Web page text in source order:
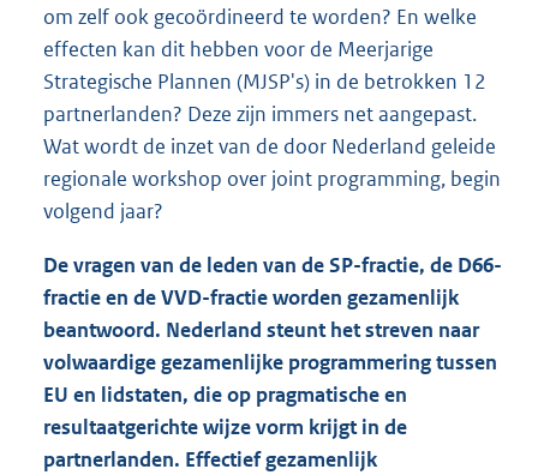
om zelf ook gecoördineerd te worden? En welke
effecten kan dit hebben voor de Meerjarige
Strategische Plannen (MJSP's) in de betrokken 12
partnerlanden? Deze zijn immers net aangepast.
Wat wordt de inzet van de door Nederland geleide
regionale workshop over joint programming, begin
volgend jaar?
De vragen van de leden van de SP-fractie, de D66-
fractie en de VVD-fractie worden gezamenlijk
beantwoord. Nederland steunt het streven naar
volwaardige gezamenlijke programmering tussen
EU en lidstaten, die op pragmatische en
resultaatgerichte wijze vorm krijgt in de
partnerlanden. Effectief gezamenlijk